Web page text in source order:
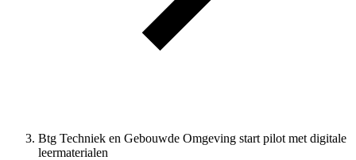
Btg Techniek en Gebouwde Omgeving start pilot met digitale
leermaterialen